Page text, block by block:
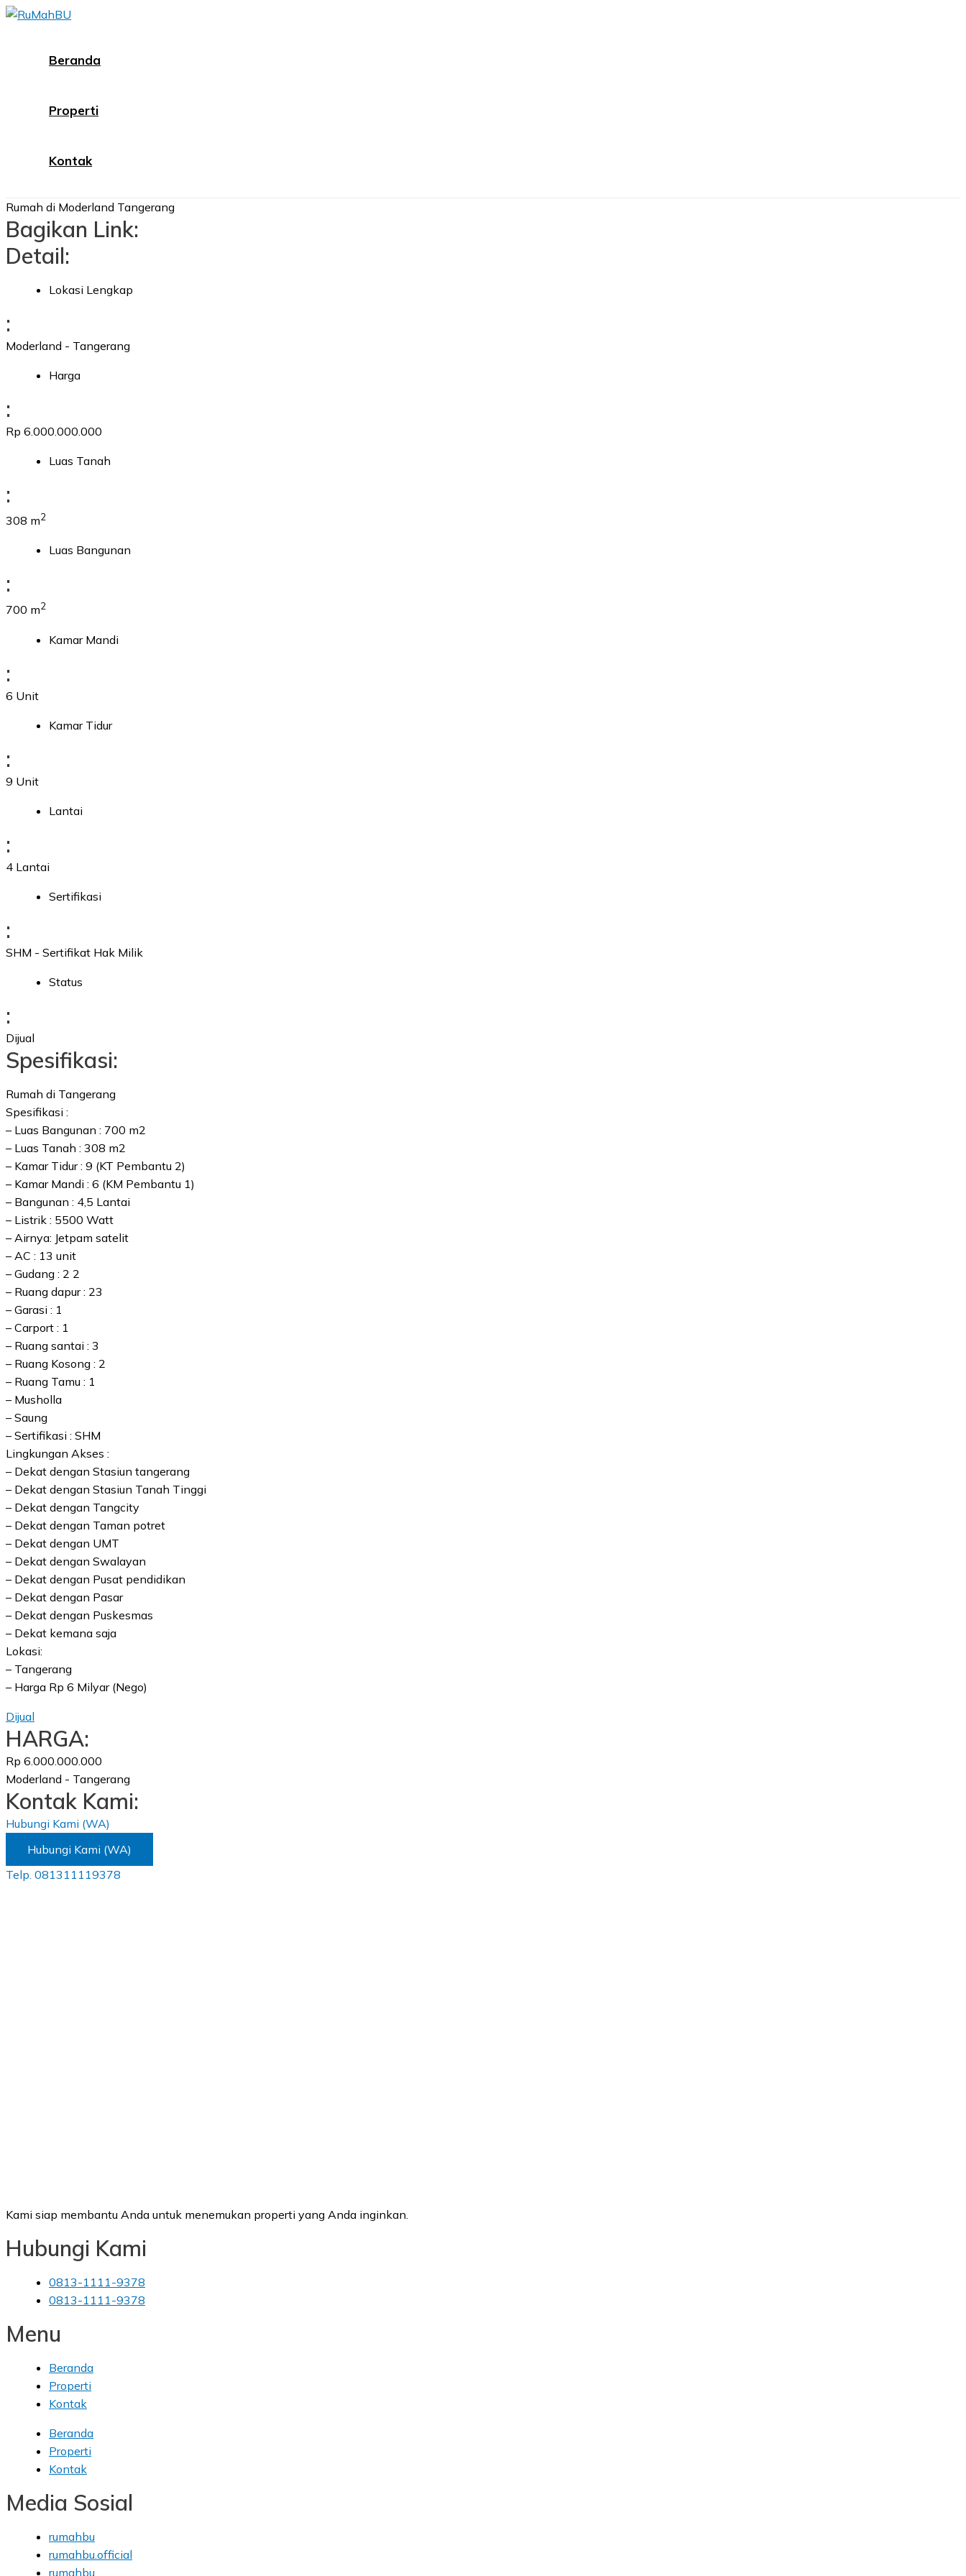
Skip
Beranda
Properti
Kontak
Rumah di Moderland Tangerang
Bagikan Link:
Detail:
Lokasi Lengkap
:
Moderland - Tangerang
Harga
:
Rp 6.000.000.000
Luas Tanah
:
308 m2
Luas Bangunan
:
700 m2
Kamar Mandi
:
6 Unit
Kamar Tidur
:
9 Unit
Lantai
:
4 Lantai
Sertifikasi
:
SHM - Sertifikat Hak Milik
Status
:
Dijual
Spesifikasi:
Rumah di Tangerang
Spesifikasi :
– Luas Bangunan : 700 m2
– Luas Tanah : 308 m2
– Kamar Tidur : 9 (KT Pembantu 2)
– Kamar Mandi : 6 (KM Pembantu 1)
– Bangunan : 4,5 Lantai
– Listrik : 5500 Watt
– Airnya: Jetpam satelit
– AC : 13 unit
– Gudang : 2 2
– Ruang dapur : 23
– Garasi : 1
– Carport : 1
– Ruang santai : 3
– Ruang Kosong : 2
– Ruang Tamu : 1
– Musholla
– Saung
– Sertifikasi : SHM
Lingkungan Akses :
– Dekat dengan Stasiun tangerang
– Dekat dengan Stasiun Tanah Tinggi
– Dekat dengan Tangcity
– Dekat dengan Taman potret
– Dekat dengan UMT
– Dekat dengan Swalayan
– Dekat dengan Pusat pendidikan
– Dekat dengan Pasar
– Dekat dengan Puskesmas
– Dekat kemana saja
Lokasi:
– Tangerang
– Harga Rp 6 Milyar (Nego)
Dijual
HARGA:
Rp 6.000.000.000
Moderland - Tangerang
Kontak Kami:
Hubungi Kami (WA)
Hubungi Kami (WA)
Telp. 081311119378
Kami siap membantu Anda untuk menemukan properti yang Anda inginkan.
Hubungi Kami
0813-1111-9378
0813-1111-9378
Menu
Beranda
Properti
Kontak
Beranda
Properti
Kontak
Media Sosial
rumahbu
rumahbu.official
rumahbu